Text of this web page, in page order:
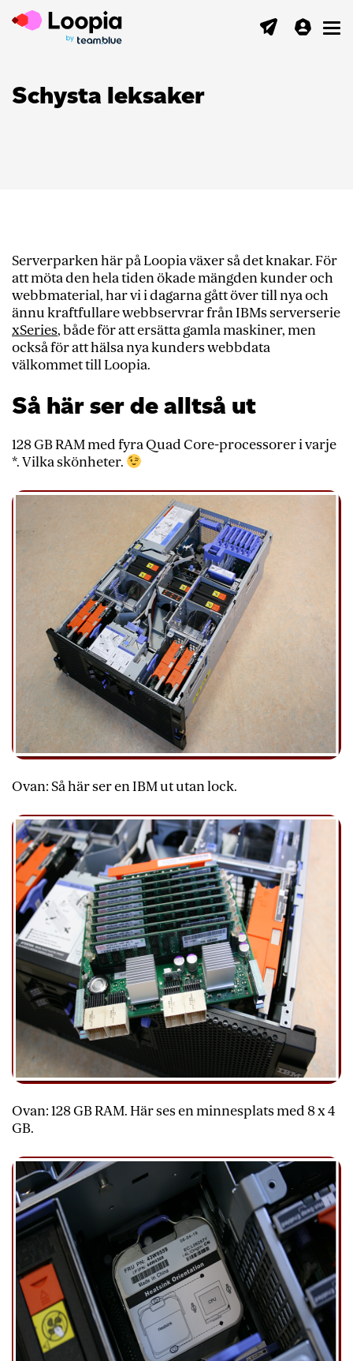
Schysta leksaker
Serverparken här på Loopia växer så det knakar. För
att möta den hela tiden ökade mängden kunder och
webbmaterial, har vi i dagarna gått över till nya och
ännu kraftfullare webbservrar från IBMs serverserie
xSeries, både för att ersätta gamla maskiner, men
också för att hälsa nya kunders webbdata
välkommet till Loopia.
Så här ser de alltså ut
128 GB RAM med fyra Quad Core-processorer i varje
*. Vilka skönheter.
Ovan: Så här ser en IBM ut utan lock.
Ovan: 128 GB RAM. Här ses en minnesplats med 8 x 4
GB.